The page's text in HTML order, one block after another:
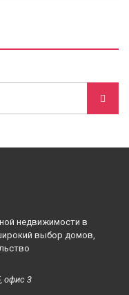
недвижимости в
выбор домов,
офис 3